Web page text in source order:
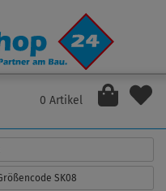
0 Artikel
SK08